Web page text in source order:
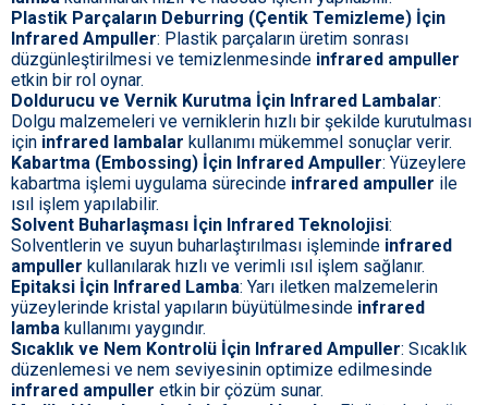
Plastik Parçaların Deburring (Çentik Temizleme) İçin
Infrared Ampuller: Plastik parçaların üretim sonrası
düzgünleştirilmesi ve temizlenmesinde infrared ampuller
etkin bir rol oynar.
Doldurucu ve Vernik Kurutma İçin Infrared Lambalar:
Dolgu malzemeleri ve verniklerin hızlı bir şekilde kurutulması
için infrared lambalar kullanımı mükemmel sonuçlar verir.
Kabartma (Embossing) İçin Infrared Ampuller: Yüzeylere
kabartma işlemi uygulama sürecinde infrared ampuller ile
ısıl işlem yapılabilir.
Solvent Buharlaşması İçin Infrared Teknolojisi:
Solventlerin ve suyun buharlaştırılması işleminde infrared
ampuller kullanılarak hızlı ve verimli ısıl işlem sağlanır.
Epitaksi İçin Infrared Lamba: Yarı iletken malzemelerin
yüzeylerinde kristal yapıların büyütülmesinde infrared
lamba kullanımı yaygındır.
Sıcaklık ve Nem Kontrolü İçin Infrared Ampuller: Sıcaklık
düzenlemesi ve nem seviyesinin optimize edilmesinde
infrared ampuller etkin bir çözüm sunar.